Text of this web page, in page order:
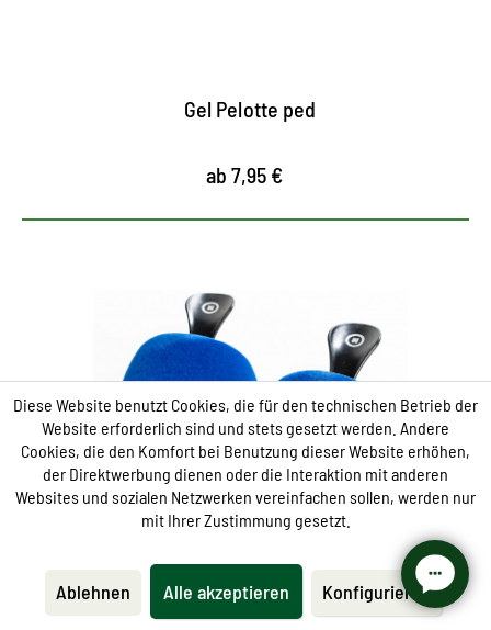
Gel Pelotte ped
ab 7,95 €
Diese Website benutzt Cookies, die für den technischen Betrieb der
Website erforderlich sind und stets gesetzt werden. Andere
Cookies, die den Komfort bei Benutzung dieser Website erhöhen,
der Direktwerbung dienen oder die Interaktion mit anderen
Websites und sozialen Netzwerken vereinfachen sollen, werden nur
mit Ihrer Zustimmung gesetzt.
Ablehnen Alle akzeptieren Konfigurieren